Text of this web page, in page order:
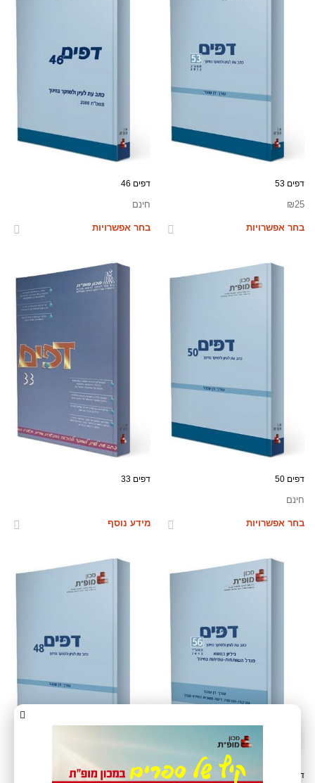
דפים 53
₪25
בחר אפשרויות
דפים 46
חינם
בחר אפשרויות
דפים 50
חינם
בחר אפשרויות
דפים 33
מידע נוסף
דפים 56 – גיליון בנושא מודל
דפים 48